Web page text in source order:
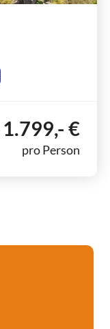
1.799,- €
pro Person